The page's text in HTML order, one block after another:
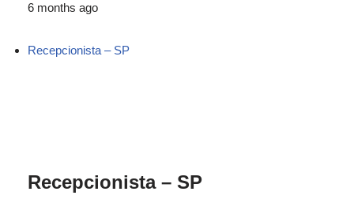
6 months ago
Recepcionista – SP
Recepcionista – SP